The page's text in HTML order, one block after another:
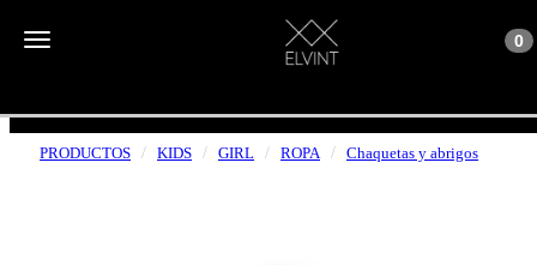
Toggle navigation Toggle
0
ENVÍOS GRATUITOS A PARTIR DE 50€
PRODUCTOS KIDS GIRL ROPA Chaquetas y abrigos